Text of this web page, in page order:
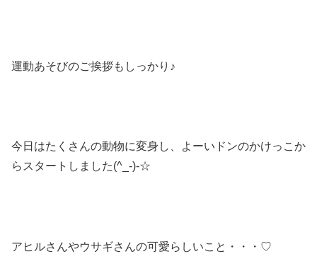
運動あそびのご挨拶もしっかり♪
今日はたくさんの動物に変身し、よーいドンのかけっこか
らスタートしました(^_-)-☆
アヒルさんやウサギさんの可愛らしいこと・・・♡